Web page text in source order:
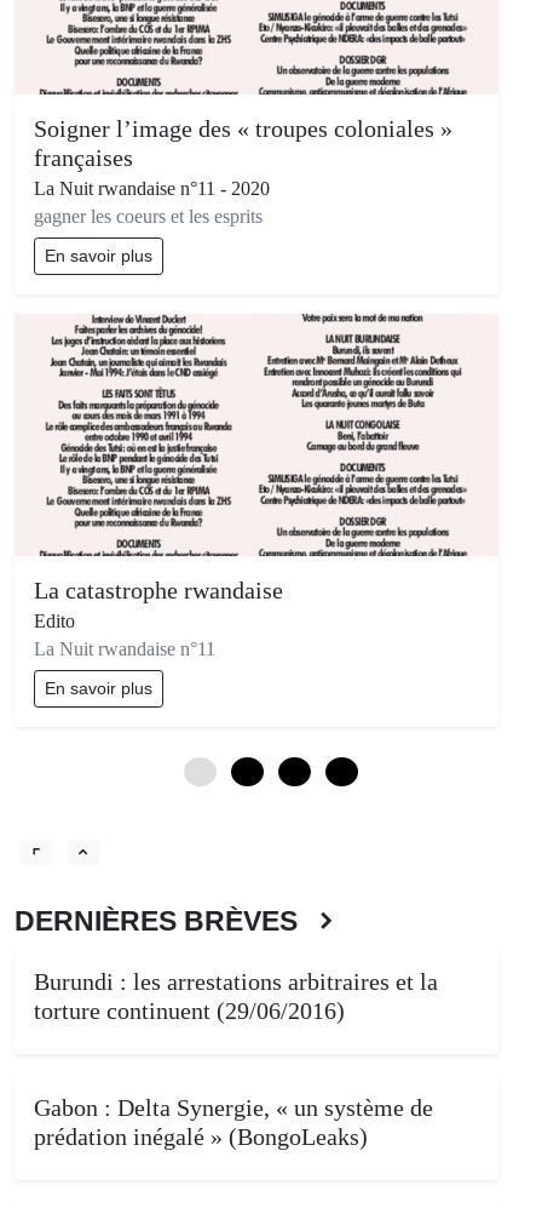
Soigner l’image des « troupes coloniales »
françaises
La Nuit rwandaise n°11 - 2020
gagner les coeurs et les esprits
En savoir plus
La catastrophe rwandaise
Edito
La Nuit rwandaise n°11
En savoir plus
DERNIÈRES BRÈVES
Burundi : les arrestations arbitraires et la
torture continuent (29/06/2016)
Gabon : Delta Synergie, « un système de
prédation inégalé » (BongoLeaks)